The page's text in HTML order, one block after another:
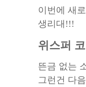
이번에 새
생리대!!!
위스퍼
뜬금 없는
그런건 다